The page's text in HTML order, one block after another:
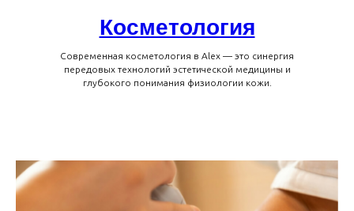
Косметология
Современная косметология в Alex — это синергия
передовых технологий эстетической медицины и
глубокого понимания физиологии кожи.